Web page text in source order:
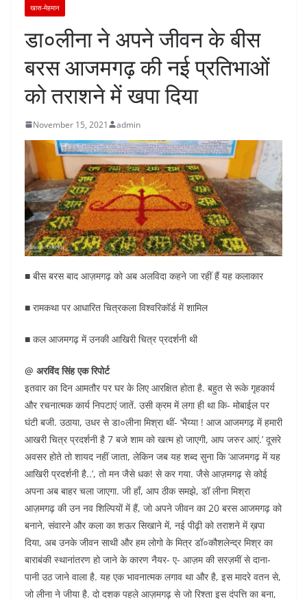
खास-मेहमान
डा०लीना ने अपने जीवन के बीस
बरस आजमगढ़ की नई प्रतिभाओं
को तराशने में खपा दिया
November 15, 2021 admin
■ बीस बरस बाद आज़मगढ़ को अब अलविदा कहने जा रहीं हैं यह कलाकार
■ रामकथा पर आधारित चित्रकला विश्वरिकॉर्ड में शामिल
■ कल आजमगढ़ में उनकी आखिरी चित्र प्रदर्शनी थी
@ अरविंद सिंह एक रिपोर्ट
इतवार का दिन आमतौर पर घर के लिए आरक्षित होता है. बहुत से रूके गृहकार्य
और रचनात्मक कार्य निपटाएं जातें. उसी क्रम में लगा ही था कि- मोबाईल पर
घंटी बजी. उठाया, उधर से डा०लीना मिश्रा थीं- ‘भैय्या ! आज आजमगढ़ में हमारी
आखरी चित्र प्रदर्शनी है 7 बजे शाम को खत्म हो जाएगी, आप जरुर आएं.’ दूसरे
अवसर होते तो शायद नहीं जाता, लेकिन जब यह शब्द सुना कि ‘आजमगढ़ में यह
आखिरी प्रदर्शनी है..’, तो मन जैसे धक! से कर गया. जैसे आज़मगढ़ से कोई
अपना अब बाहर चला जाएगा. जी हाँ, आप ठीक समझे, डॉ लीना मिश्रा
आज़मगढ़ की उन नव शिल्पियों में हैं, जो अपने जीवन का 20 बरस आजमगढ़ को
बनाने, संवारने और कला का शऊर सिखाने में, नई पीढ़ी को तराशने में ख़पा
दिया, अब उनके जीवन साथी और हम लोगो के मित्र डॉ०कौशलेन्द्र मिश्र का
बाराबंकी स्थानांतरण हो जाने के कारण नैयर- ए- आज़म की सरज़मीं से दाना-
पानी उठ जाने वाला है. यह एक भावनात्मक लगाव था और है, इस मादरे वतन से,
जो लीना ने जीया है. दो दशक पहले आज़मगढ़ से जो रिश्ता इस दंपत्ति का बना,